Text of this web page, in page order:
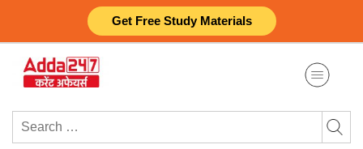
Get Free Study Materials
content
Search